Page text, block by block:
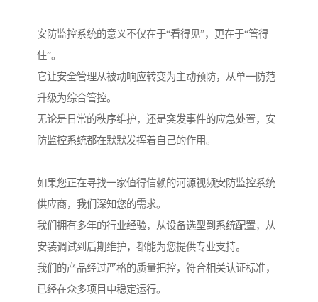
安防监控系统的意义不仅在于“看得见”，更在于“管得
住”。
它让安全管理从被动响应转变为主动预防，从单一防范
升级为综合管控。
无论是日常的秩序维护，还是突发事件的应急处置，安
防监控系统都在默默发挥着自己的作用。
如果您正在寻找一家值得信赖的河源视频安防监控系统
供应商，我们深知您的需求。
我们拥有多年的行业经验，从设备选型到系统配置，从
安装调试到后期维护，都能为您提供专业支持。
我们的产品经过严格的质量把控，符合相关认证标准，
已经在众多项目中稳定运行。